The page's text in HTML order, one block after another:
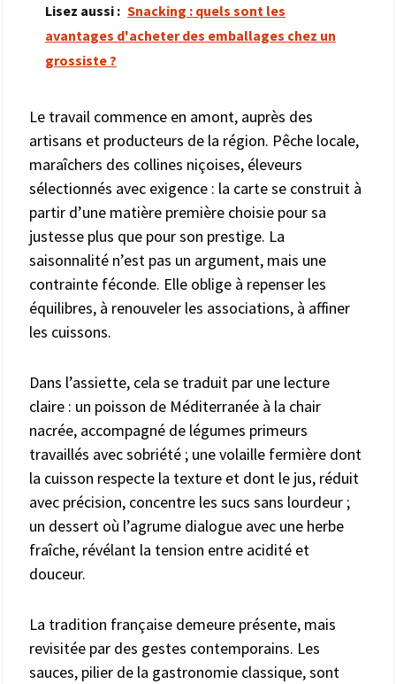
Lisez aussi : Snacking : quels sont les
avantages d'acheter des emballages chez un
grossiste ?
Le travail commence en amont, auprès des
artisans et producteurs de la région. Pêche locale,
maraîchers des collines niçoises, éleveurs
sélectionnés avec exigence : la carte se construit à
partir d’une matière première choisie pour sa
justesse plus que pour son prestige. La
saisonnalité n’est pas un argument, mais une
contrainte féconde. Elle oblige à repenser les
équilibres, à renouveler les associations, à affiner
les cuissons.
Dans l’assiette, cela se traduit par une lecture
claire : un poisson de Méditerranée à la chair
nacrée, accompagné de légumes primeurs
travaillés avec sobriété ; une volaille fermière dont
la cuisson respecte la texture et dont le jus, réduit
avec précision, concentre les sucs sans lourdeur ;
un dessert où l’agrume dialogue avec une herbe
fraîche, révélant la tension entre acidité et
douceur.
La tradition française demeure présente, mais
revisitée par des gestes contemporains. Les
sauces, pilier de la gastronomie classique, sont